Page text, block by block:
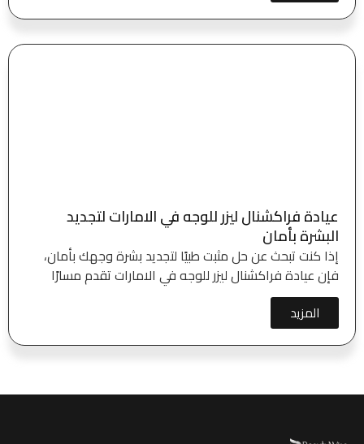
عيادة فراكشنال ليزر للوجه في الامارات لتجديد
البشرة بأمان
إذا كنت تبحث عن حل مثبت طبيًا لتجديد بشرة وجهك بأمان،
فإن عيادة فراكشنال ليزر للوجه في الامارات تقدم مسارًا
المزيد